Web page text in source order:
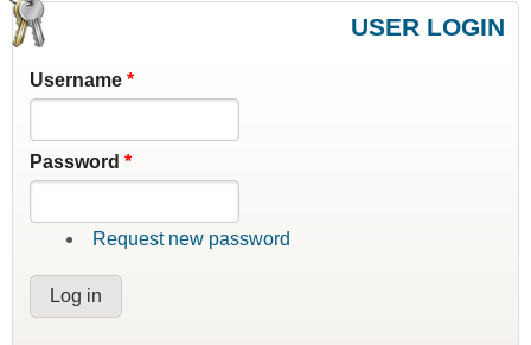
USER LOGIN
Username*
Password*
Request new password